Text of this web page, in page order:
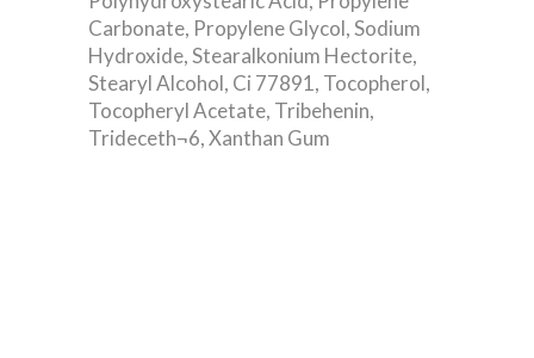
Carbonate, Propylene Glycol, Sodium
Hydroxide, Stearalkonium Hectorite,
Stearyl Alcohol, Ci 77891, Tocopherol,
Tocopheryl Acetate, Tribehenin,
Trideceth¬6, Xanthan Gum